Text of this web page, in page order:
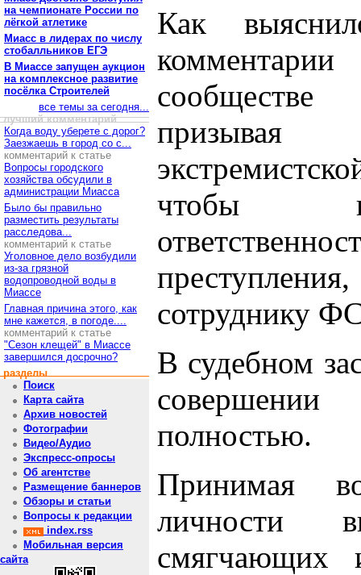
на чемпионате России по
лёгкой атлетике
Миасс в лидерах по числу
стобалльников ЕГЭ
В Миассе запущен аукцион
на комплексное развитие
посёлка Строителей
все темы за сегодня...
лучший комментарий
Когда воду уберете с дорог?
Заезжаешь в город со с...
комментарий к статье
Вопросы городского
хозяйства обсудили в
администрации Миасса
Было бы правильно
разместить результаты
расследова...
комментарий к статье
Уголовное дело возбудили
из-за грязной
водопроводной воды в
Миассе
Главная причина этого, как
мне кажется, в погоде....
комментарий к статье
"Сезон клещей" в Миассе
завершился досрочно?
разделы
Поиск
Карта сайта
Архив новостей
Фотографии
Видео/Аудио
Экспресс-опросы
Об агентстве
Размещение баннеров
Обзоры и статьи
Вопросы к редакции
index.rss
Мобильная версия
сайта
Как
сообществе
чтобы
сотруднику
В судебном
совершении
полностью.
Принимая
личности
смягчающих